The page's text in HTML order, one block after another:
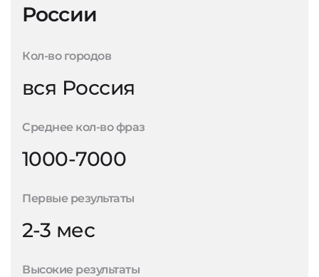
России
Кол-во городов
вся Россия
Среднее кол-во фраз
1000-7000
Первые результаты
2-3 мес
Высокие результаты